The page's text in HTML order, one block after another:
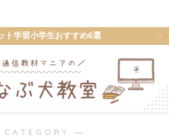
ト学習小学生おすすめ6選
―